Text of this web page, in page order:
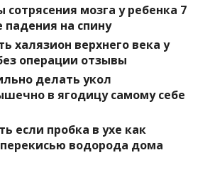
мозга у ребенка 7
падения на спину
халязион верхнего века у
операции отзывы
делать укол
в ягодицу самому себе
если пробка в ухе как
водорода дома